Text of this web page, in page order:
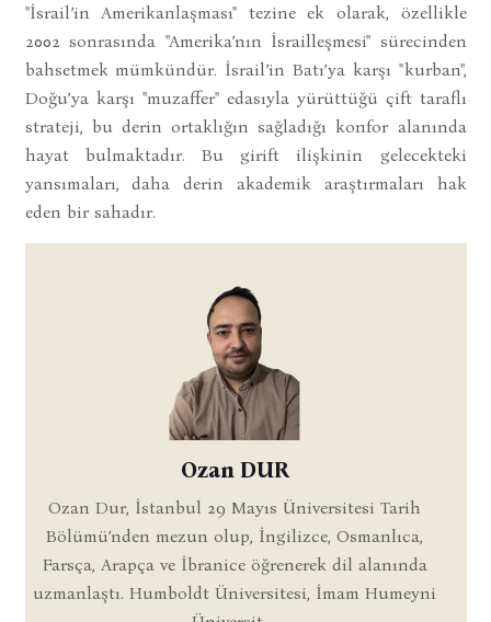
"İsrail’in Amerikanlaşması" tezine ek olarak, özellikle
2002 sonrasında "Amerika’nın İsrailleşmesi" sürecinden
bahsetmek mümkündür. İsrail’in Batı’ya karşı "kurban",
Doğu’ya karşı "muzaffer" edasıyla yürüttüğü çift taraflı
strateji, bu derin ortaklığın sağladığı konfor alanında
hayat bulmaktadır. Bu girift ilişkinin gelecekteki
yansımaları, daha derin akademik araştırmaları hak
eden bir sahadır.
Ozan DUR
Ozan Dur, İstanbul 29 Mayıs Üniversitesi Tarih
Bölümü’nden mezun olup, İngilizce, Osmanlıca,
Farsça, Arapça ve İbranice öğrenerek dil alanında
uzmanlaştı. Humboldt Üniversitesi, İmam Humeyni